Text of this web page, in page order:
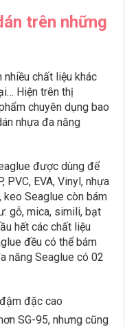
trên những
nhiều chất liệu khác
Hiện trên thị
chuyên dụng bao
nhựa đa năng
được dùng để
PVC, EVA, Vinyl, nhựa
keo Seaglue còn bám
gỗ, mica, simili, bạt
hết các chất liệu
đều có thể bám
năng Seaglue có 02
đặc cao
SG-95, nhưng cũng